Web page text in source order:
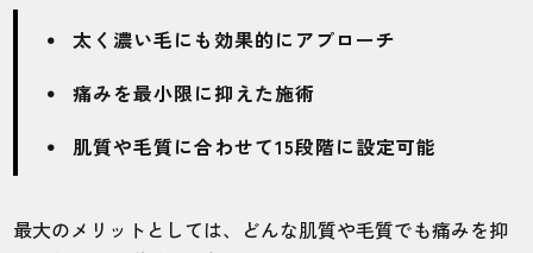
太く濃い毛にも効果的にアプローチ
痛みを最小限に抑えた施術
肌質や毛質に合わせて15段階に設定可能
最大のメリットとしては、どんな肌質や毛質でも痛みを抑